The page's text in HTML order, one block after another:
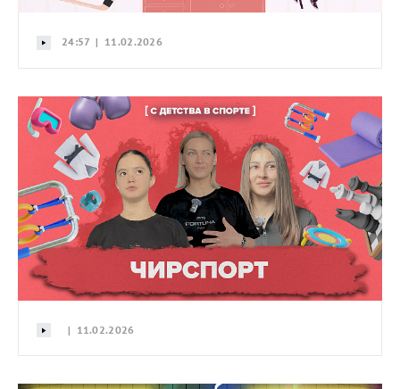
24:57 | 11.02.2026
| 11.02.2026